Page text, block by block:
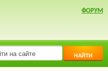
ФОРУМ
НАЙТИ